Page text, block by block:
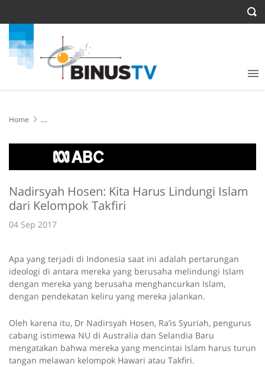
Home
Nadirsyah Hosen: Kita Harus Lindungi Islam
dari Kelompok Takfiri
04 Sep 2017
Apa yang terjadi di Indonesia saat ini adalah pertarungan
ideologi di antara mereka yang berusaha melindungi Islam
dengan mereka yang berusaha menghancurkan Islam,
dengan pendekatan keliru yang mereka jalankan.
Oleh karena itu, Dr Nadirsyah Hosen, Ra’is Syuriah, pengurus
cabang istimewa NU di Australia dan Selandia Baru
mengatakan bahwa mereka yang mencintai Islam harus turun
tangan melawan kelompok Hawari atau Takfiri.